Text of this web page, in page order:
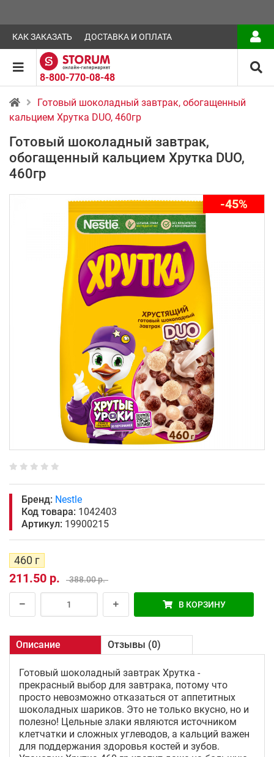
КАК ЗАКАЗАТЬ ДОСТАВКА И ОПЛАТА
8-800-770-08-48
Готовый шоколадный завтрак, обогащенный
кальцием Хрутка DUO, 460гр
Готовый шоколадный завтрак,
обогащенный кальцием Хрутка DUO,
460гр
-45%
Бренд: Nestle
Код товара: 1042403
Артикул: 19900215
460 г
211.50 р. 388.00 р.
В КОРЗИНУ
Описание Отзывы (0)
Готовый шоколадный завтрак Хрутка -
прекрасный выбор для завтрака, потому что
просто невозможно отказаться от аппетитных
шоколадных шариков. Это не только вкусно, но и
полезно! Цельные злаки являются источником
клетчатки и сложных углеводов, а кальций важен
для поддержания здоровья костей и зубов.